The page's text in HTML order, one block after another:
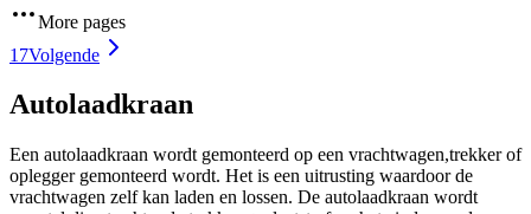
More pages
17Volgende
Autolaadkraan
Een autolaadkraan wordt gemonteerd op een vrachtwagen,trekker of
oplegger gemonteerd wordt. Het is een uitrusting waardoor de
vrachtwagen zelf kan laden en lossen. De autolaadkraan wordt